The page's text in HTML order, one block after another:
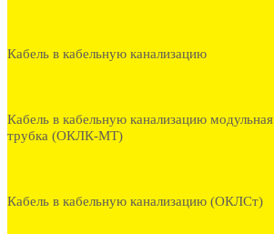
Кабель в кабельную канализацию
Кабель в кабельную канализацию модульная
трубка (ОКЛК-МТ)
Кабель в кабельную канализацию (ОКЛСт)